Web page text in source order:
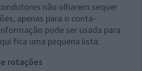
não olharem sequer
apenas para o conta-
pode ser usada para
fica uma pequena lista:
rotações